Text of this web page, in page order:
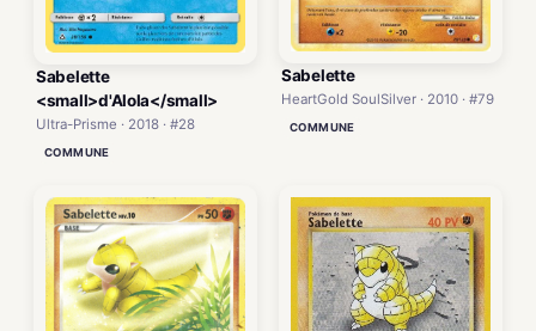
Sabelette
<small>d'Alola</small>
Ultra-Prisme · 2018 · #28
COMMUNE
Sabelette
HeartGold SoulSilver · 2010 · #79
COMMUNE